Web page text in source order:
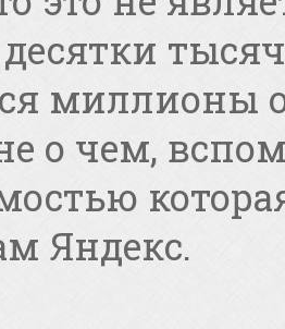
миллионы
о чем,
Яндекс.